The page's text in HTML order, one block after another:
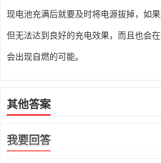
现电池充满后就要及时将电源拔掉，如
但无法达到良好的充电效果，而且也会
会出现自燃的可能。
其他答案
我要回答